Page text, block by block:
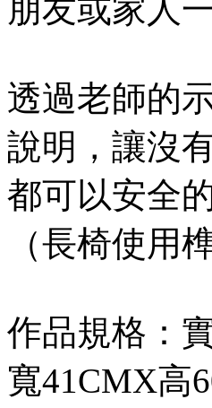
朋友或家人
透過老師的
說明，讓沒
都可以安全
（長椅使用
作品規格：
寬41CMX高